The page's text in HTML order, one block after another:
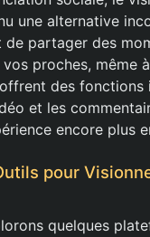
une alternative
de partager des
proches, même
des fonctions
et les
encore plus
pour
quelques